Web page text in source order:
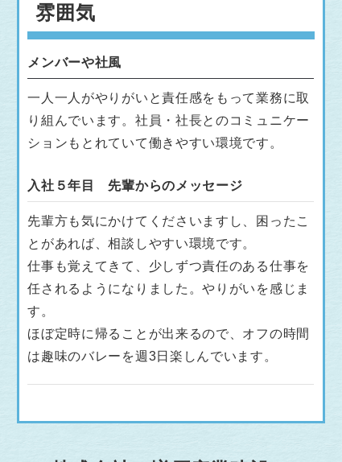
雰囲気
メンバーや社風
一人一人がやりがいと責任感をもって業務に取
り組んでいます。社員・社長とのコミュニケー
ションもとれていて働きやすい環境です。
入社５年目 先輩からのメッセージ
先輩方も気にかけてくださいますし、困ったこ
とがあれば、相談しやすい環境です。
仕事も覚えてきて、少しずつ責任のある仕事を
任されるようになりました。やりがいを感じま
す。
ほぼ定時に帰ることが出来るので、オフの時間
は趣味のバレーを週3日楽しんでいます。